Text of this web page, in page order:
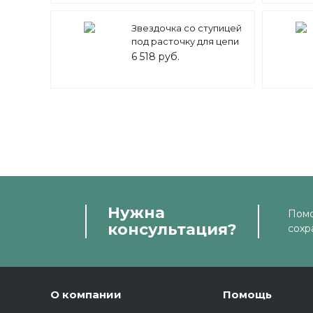
Звездочка со ступицей
под расточку для цепи
16A-1 (ASA 80) z=25
6 518 руб.
Нужна
консультация?
О компании Помощь